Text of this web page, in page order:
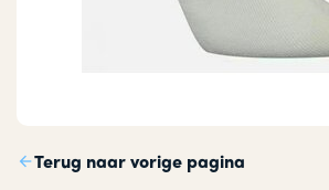
Terug naar vorige pagina